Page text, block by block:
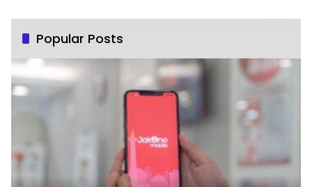
Popular Posts